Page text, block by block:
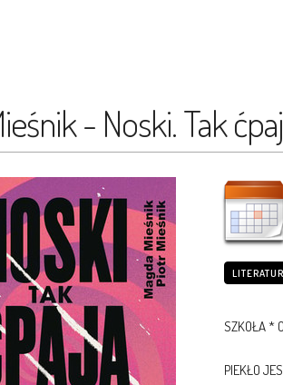
- Noski. Tak
SZKOŁA *
PIEKŁO